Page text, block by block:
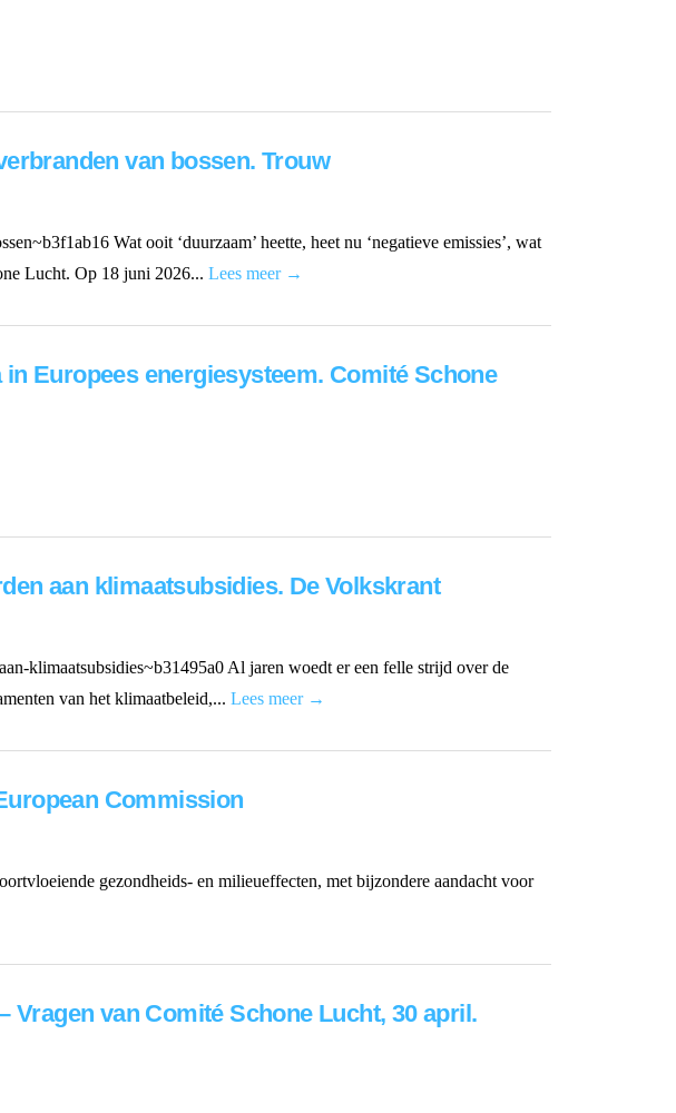
van bossen. Trouw
Wat ooit ‘duurzaam’ heette, heet nu ‘negatieve emissies’, wat
Lucht. Op 18 juni 2026... Lees meer →
Europees energiesysteem. Comité Schone
aan klimaatsubsidies. De Volkskrant
klimaatsubsidies~b31495a0 Al jaren woedt er een felle strijd over de
van het klimaatbeleid,... Lees meer →
Commission
gezondheids- en milieueffecten, met bijzondere aandacht voor
Vragen van Comité Schone Lucht, 30 april.